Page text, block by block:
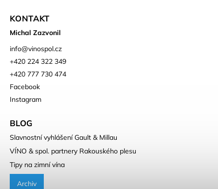
KONTAKT
Michal Zazvonil
info@vinospol.cz
+420 224 322 349
+420 777 730 474
Facebook
Instagram
BLOG
Slavnostní vyhlášení Gault & Millau
VÍNO & spol. partnery Rakouského plesu
Tipy na zimní vína
Archiv